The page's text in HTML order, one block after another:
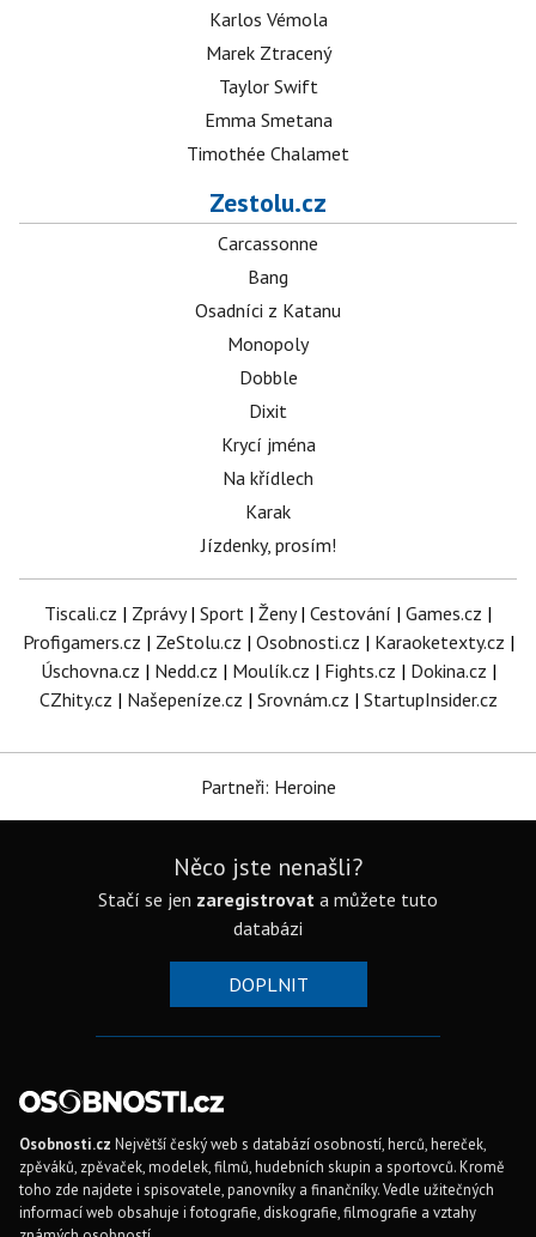
Karlos Vémola
Marek Ztracený
Taylor Swift
Emma Smetana
Timothée Chalamet
Zestolu.cz
Carcassonne
Bang
Osadníci z Katanu
Monopoly
Dobble
Dixit
Krycí jména
Na křídlech
Karak
Jízdenky, prosím!
Tiscali.cz | Zprávy| Sport | Ženy| Cestování | Games.cz |
Profigamers.cz | ZeStolu.cz | Osobnosti.cz | Karaoketexty.cz |
Úschovna.cz | Nedd.cz | Moulík.cz | Fights.cz | Dokina.cz |
CZhity.cz | Našepeníze.cz | Srovnám.cz | StartupInsider.cz
Partneři: Heroine
Něco jste nenašli?
Stačí se jen zaregistrovat a můžete tuto
databázi
DOPLNIT
Osobnosti.cz Největší český web s databází osobností, herců, hereček,
zpěváků, zpěvaček, modelek, filmů, hudebních skupin a sportovců. Kromě
toho zde najdete i spisovatele, panovníky a finančníky. Vedle užitečných
informací web obsahuje i fotografie, diskografie, filmografie a vztahy